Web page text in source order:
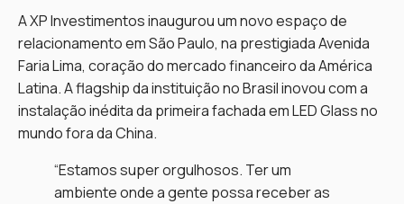
A XP Investimentos inaugurou um novo espaço de
relacionamento em São Paulo, na prestigiada Avenida
Faria Lima, coração do mercado financeiro da América
Latina. A flagship da instituição no Brasil inovou com a
instalação inédita da primeira fachada em LED Glass no
mundo fora da China.
“Estamos super orgulhosos. Ter um
ambiente onde a gente possa receber as